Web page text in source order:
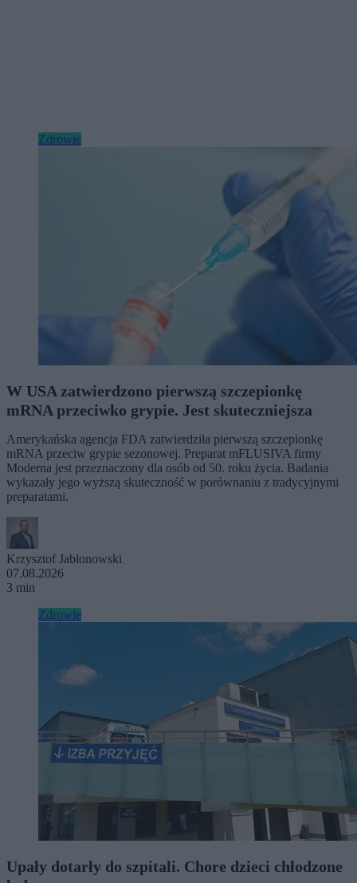
Zdrowie
W USA zatwierdzono pierwszą szczepionkę
mRNA przeciwko grypie. Jest skuteczniejsza
Amerykańska agencja FDA zatwierdziła pierwszą szczepionkę
mRNA przeciw grypie sezonowej. Preparat mFLUSIVA firmy
Moderna jest przeznaczony dla osób od 50. roku życia. Badania
wykazały jego wyższą skuteczność w porównaniu z tradycyjnymi
preparatami.
Krzysztof Jabłonowski
07.08.2026
3 min
Zdrowie
Upały dotarły do szpitali. Chore dzieci chłodzone